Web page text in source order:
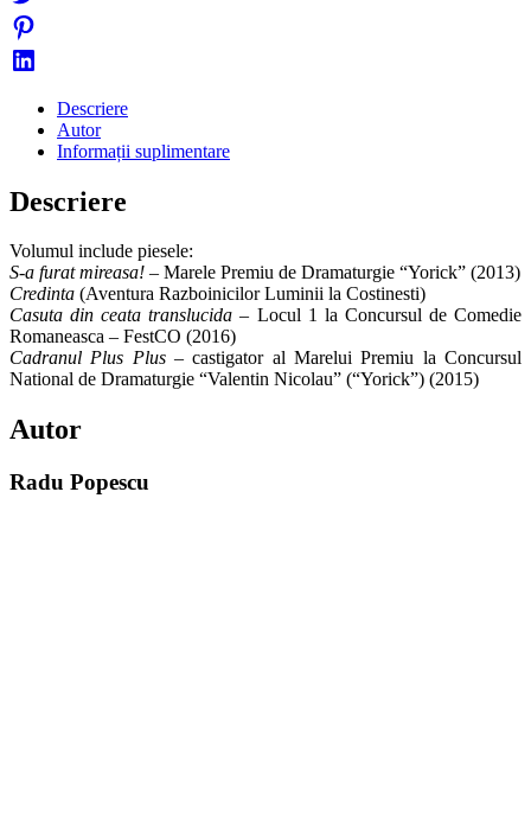
Descriere
Autor
Informații suplimentare
Descriere
Volumul include piesele:
S-a furat mireasa! – Marele Premiu de Dramaturgie “Yorick” (2013)
Credinta (Aventura Razboinicilor Luminii la Costinesti)
Casuta din ceata translucida – Locul 1 la Concursul de Comedie
Romaneasca – FestCO (2016)
Cadranul Plus Plus – castigator al Marelui Premiu la Concursul
National de Dramaturgie “Valentin Nicolau” (“Yorick”) (2015)
Autor
Radu Popescu